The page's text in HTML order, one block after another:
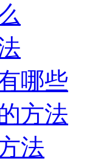
哪些
方法
法